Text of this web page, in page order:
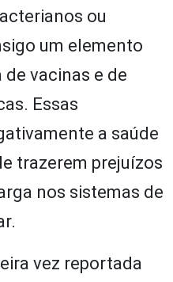
ou
um elemento
vacinas e de
Essas
a saúde
trazerem prejuízos
nos sistemas de
vez reportada